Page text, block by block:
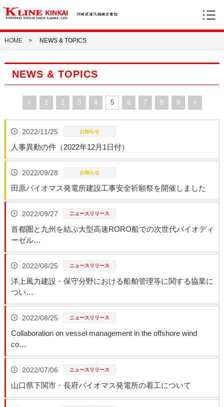
川崎近海汽船 株式会社（“K”LINE KINKAI ）
HOME NEWS & TOPICS
NEWS & TOPICS
< 1 2 3 4 5 6 7 8 9 >
2022/11/25
人事異動の件（2022年12月1日付）
2022/09/28
田原バイオマス発電所建設工事安全祈願祭を開催しました
2022/09/27
首都圏と九州を結ぶ大型高速RORO船での次世代バイオディ
ーゼル…
2022/08/25
洋上風力建設・保守分野における船舶管理等に関する協業に
つい…
2022/08/25
Collaboration on vessel management in the offshore wind
co…
2022/07/06
山口県下関市・長府バイオマス発電所の着工について